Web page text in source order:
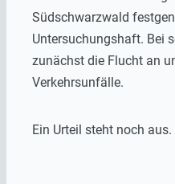
Südschwarzwald
Untersuchungshaft. Bei
zunächst die Flucht an
Verkehrsunfälle.
Ein Urteil steht noch aus.